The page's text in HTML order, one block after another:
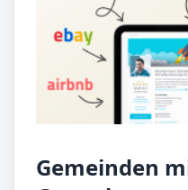
Gemeinden